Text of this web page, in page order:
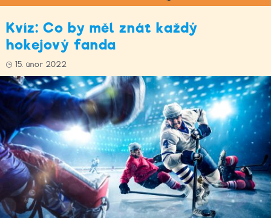
Kvíz: Co by měl znát každý
hokejový fanda
15. únor 2022